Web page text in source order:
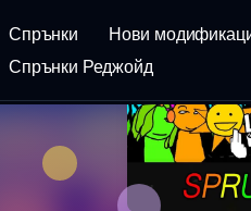
Спрънки Нови
Спрънки Реджойд